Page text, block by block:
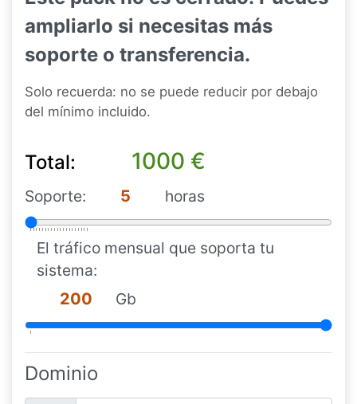
ampliarlo si necesitas más
soporte o transferencia.
Solo recuerda: no se puede reducir por debajo
del mínimo incluido.
Total:
Soporte: horas
El tráfico mensual que soporta tu
sistema:
Gb
Dominio